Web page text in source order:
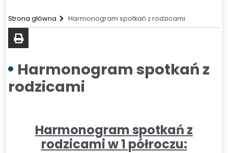
Strona główna Harmonogram spotkań z rodzicami
drukuj
Harmonogram spotkań z
rodzicami
Harmonogram spotkań z
rodzicami w 1 półroczu: